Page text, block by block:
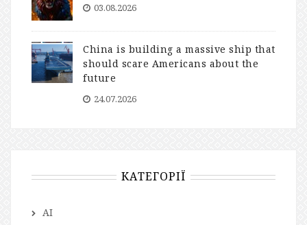
03.08.2026
China is building a massive ship that
should scare Americans about the
future
24.07.2026
КАТЕГОРІЇ
AI